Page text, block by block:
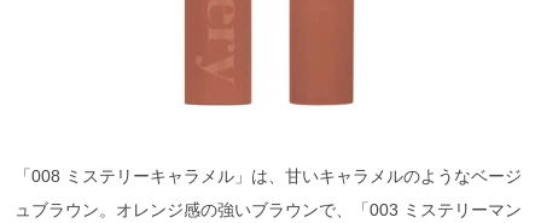
「008 ミステリーキャラメル」は、甘いキャラメルのようなベージ
ュブラウン。オレンジ感の強いブラウンで、「003 ミステリーマン